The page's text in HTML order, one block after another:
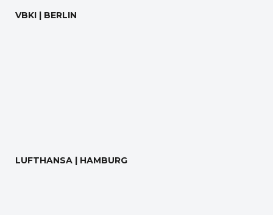
VBKI | BERLIN
LUFTHANSA | HAMBURG